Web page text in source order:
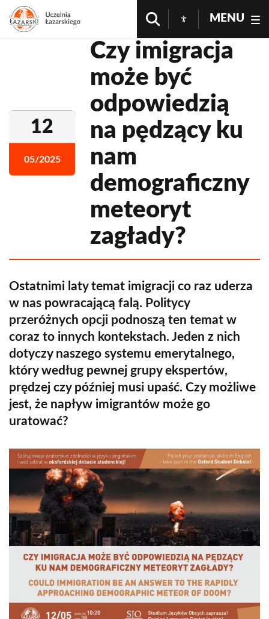
MENU
12
05/2025
Czy imigracja
może być
odpowiedzią
na pędzący ku
nam
demograficzny
meteoryt
zagłady?
Ostatnimi laty temat imigracji co raz uderza
w nas powracającą falą. Politycy
przeróżnych opcji podnoszą ten temat w
coraz to innych kontekstach. Jeden z nich
dotyczy naszego systemu emerytalnego,
który według pewnej grupy ekspertów,
prędzej czy później musi upaść. Czy możliwe
jest, że napływ imigrantów może go
uratować?